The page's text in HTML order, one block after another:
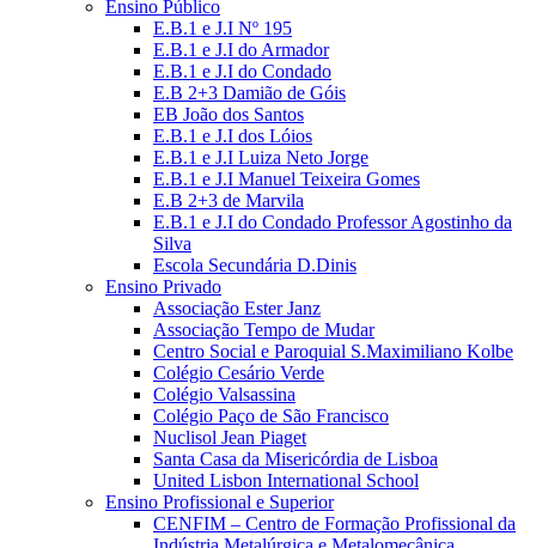
Ensino Público
E.B.1 e J.I Nº 195
E.B.1 e J.I do Armador
E.B.1 e J.I do Condado
E.B 2+3 Damião de Góis
EB João dos Santos
E.B.1 e J.I dos Lóios
E.B.1 e J.I Luiza Neto Jorge
E.B.1 e J.I Manuel Teixeira Gomes
E.B 2+3 de Marvila
E.B.1 e J.I do Condado Professor Agostinho da
Silva
Escola Secundária D.Dinis
Ensino Privado
Associação Ester Janz
Associação Tempo de Mudar
Centro Social e Paroquial S.Maximiliano Kolbe
Colégio Cesário Verde
Colégio Valsassina
Colégio Paço de São Francisco
Nuclisol Jean Piaget
Santa Casa da Misericórdia de Lisboa
United Lisbon International School
Ensino Profissional e Superior
CENFIM – Centro de Formação Profissional da